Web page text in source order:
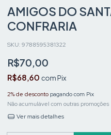
AMIGOS DO
CONFRARIA
SKU: 9788595381322
R$70,00
R$68,60 comPix
2% de desconto pagando com Pix
Não acumulável com outras promoções
Ver mais detalhes